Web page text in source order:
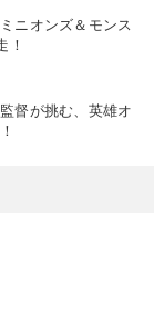
ニオンズ＆モンス
！
督が挑む、英雄オ